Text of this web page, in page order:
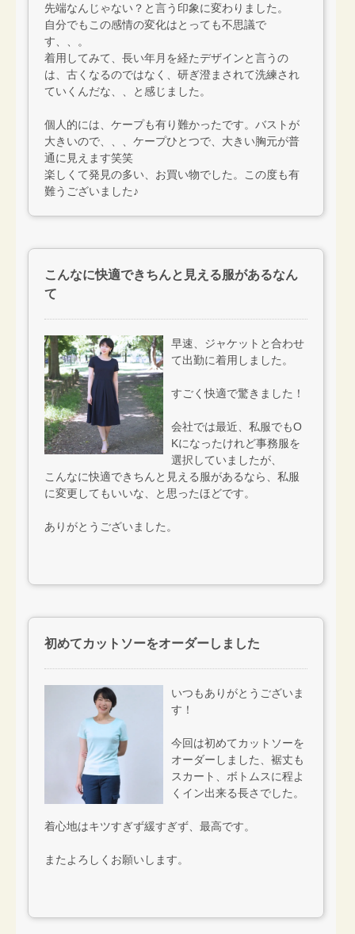
先端なんじゃない？と言う印象に変わりました。
自分でもこの感情の変化はとっても不思議で
す、、。
着用してみて、長い年月を経たデザインと言うの
は、古くなるのではなく、研ぎ澄まされて洗練され
ていくんだな、、と感じました。
個人的には、ケープも有り難かったです。バストが
大きいので、、、ケープひとつで、大きい胸元が普
通に見えます笑笑
楽しくて発見の多い、お買い物でした。この度も有
難うございました♪
こんなに快適できちんと見える服があるなん
て
早速、ジャケットと合わせ
て出勤に着用しました。
すごく快適で驚きました！
会社では最近、私服でもO
Kになったけれど事務服を
選択していましたが、
こんなに快適できちんと見える服があるなら、私服
に変更してもいいな、と思ったほどです。
ありがとうございました。
初めてカットソーをオーダーしました
いつもありがとうございま
す！
今回は初めてカットソーを
オーダーしました、裾丈も
スカート、ボトムスに程よ
くイン出来る長さでした。
着心地はキツすぎず緩すぎず、最高です。
またよろしくお願いします。